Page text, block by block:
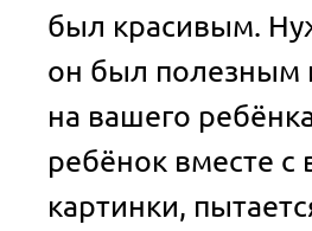
был красивым.
он был полезным
на вашего
ребёнок вместе с
картинки,